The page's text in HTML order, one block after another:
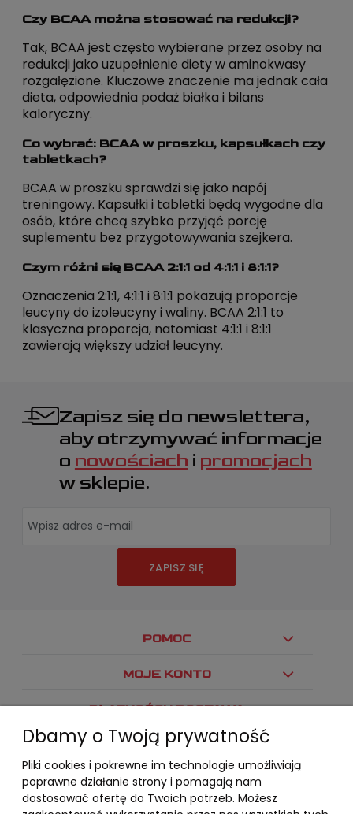
Czy BCAA można stosować na redukcji?
Tak, BCAA jest często wybierane przez osoby na
redukcji jako uzupełnienie diety w aminokwasy
rozgałęzione. Kluczowe znaczenie ma jednak cała
dieta, odpowiednia podaż białka i bilans
kaloryczny.
Co wybrać: BCAA w proszku, kapsułkach czy
tabletkach?
BCAA w proszku sprawdzi się jako napój
treningowy. Kapsułki i tabletki będą wygodne dla
osób, które chcą szybko przyjąć porcję
suplementu bez przygotowywania szejkera.
Czym różni się BCAA 2:1:1 od 4:1:1 i 8:1:1?
Oznaczenia 2:1:1, 4:1:1 i 8:1:1 pokazują proporcje
leucyny do izoleucyny i waliny. BCAA 2:1:1 to
klasyczna proporcja, natomiast 4:1:1 i 8:1:1
zawierają większy udział leucyny.
Zapisz się do newslettera,
aby otrzymywać informacje
o nowościach i promocjach
w sklepie.
ZAPISZ SIĘ
POMOC
MOJE KONTO
PŁATNOŚCI I DOSTAWA
INFORMACJE
O NAS
Dbamy o Twoją prywatność
Pliki cookies i pokrewne im technologie umożliwiają
poprawne działanie strony i pomagają nam
dostosować ofertę do Twoich potrzeb. Możesz